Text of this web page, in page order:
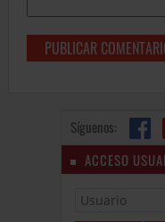
Síguenos:
ACCESO